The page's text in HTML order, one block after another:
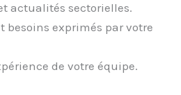
actualités sectorielles.
besoins exprimés par votre
de votre équipe.